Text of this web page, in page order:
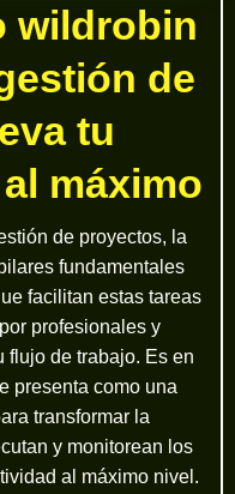
wildrobin
de
tu
máximo
de proyectos, la
fundamentales
facilitan estas tareas
profesionales y
flujo de trabajo. Es en
presenta como una
transformar la
y monitorean los
al máximo nivel.